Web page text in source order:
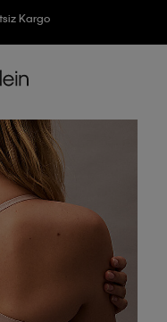
6 Taksit İmkanı